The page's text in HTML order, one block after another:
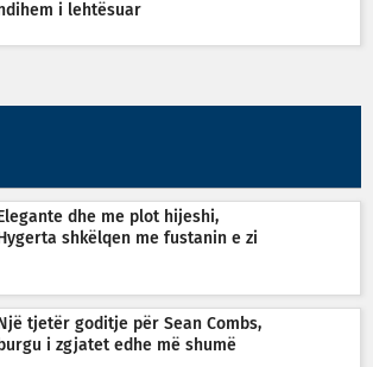
i lehtësuar
Elegante dhe me plot hijeshi,
Hygerta shkëlqen me fustanin e zi
Një tjetër goditje për Sean Combs,
burgu i zgjatet edhe më shumë